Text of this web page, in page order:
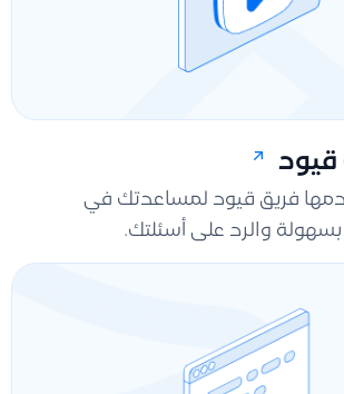
قيود
فريق قيود لمساعدتك في
بسهولة والرد على أسئلتك.